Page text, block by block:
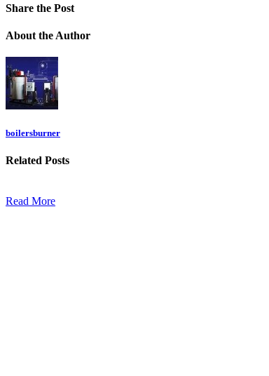
Share the Post
About the Author
boilersburner
Related Posts
Read More